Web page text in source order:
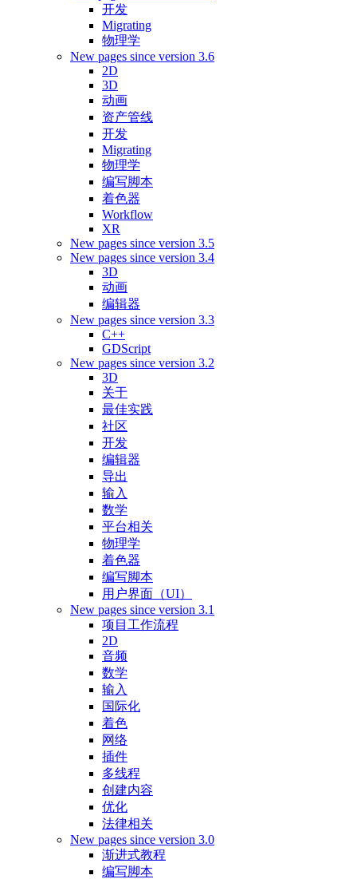
开发
Migrating
物理学
New pages since version 3.6
2D
3D
动画
资产管线
开发
Migrating
物理学
编写脚本
着色器
Workflow
XR
New pages since version 3.5
New pages since version 3.4
3D
动画
编辑器
New pages since version 3.3
C++
GDScript
New pages since version 3.2
3D
关于
最佳实践
社区
开发
编辑器
导出
输入
数学
平台相关
物理学
着色器
编写脚本
用户界面（UI）
New pages since version 3.1
项目工作流程
2D
音频
数学
输入
国际化
着色
网络
插件
多线程
创建内容
优化
法律相关
New pages since version 3.0
渐进式教程
编写脚本